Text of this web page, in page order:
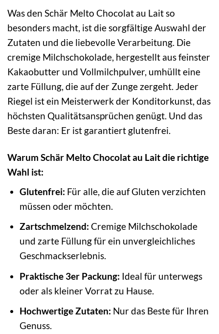
Was den Schär Melto Chocolat au Lait so
besonders macht, ist die sorgfältige Auswahl der
Zutaten und die liebevolle Verarbeitung. Die
cremige Milchschokolade, hergestellt aus feinster
Kakaobutter und Vollmilchpulver, umhüllt eine
zarte Füllung, die auf der Zunge zergeht. Jeder
Riegel ist ein Meisterwerk der Konditorkunst, das
höchsten Qualitätsansprüchen genügt. Und das
Beste daran: Er ist garantiert glutenfrei.
Warum Schär Melto Chocolat au Lait die richtige
Wahl ist:
Glutenfrei: Für alle, die auf Gluten verzichten
müssen oder möchten.
Zartschmelzend: Cremige Milchschokolade
und zarte Füllung für ein unvergleichliches
Geschmackserlebnis.
Praktische 3er Packung: Ideal für unterwegs
oder als kleiner Vorrat zu Hause.
Hochwertige Zutaten: Nur das Beste für Ihren
Genuss.